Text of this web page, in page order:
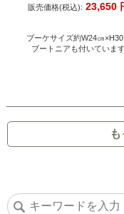
販売価格(税込): 23,650
ブーケサイズ約W24㎝×H30
ブートニアも付いていま